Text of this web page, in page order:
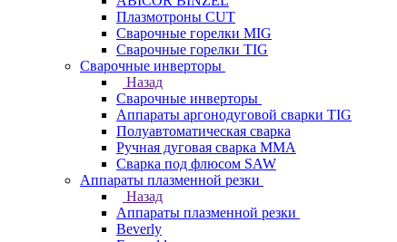
Плазмотроны CUT
Сварочные горелки MIG
Сварочные горелки TIG
Сварочные инверторы
Назад
Сварочные инверторы
Аппараты аргонодуговой сварки TIG
Полуавтоматическая сварка
Ручная дуговая сварка MMA
Сварка под флюсом SAW
Аппараты плазменной резки
Назад
Аппараты плазменной резки
Beverly